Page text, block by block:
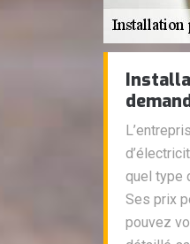
quel type
Ses prix
pouvez